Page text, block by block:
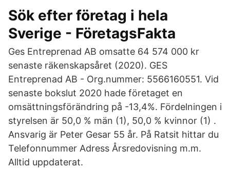
Sök efter företag i hela
Sverige - FöretagsFakta
Ges Entreprenad AB omsatte 64 574 000 kr
senaste räkenskapsåret (2020). GES
Entreprenad AB - Org.nummer: 5566160551. Vid
senaste bokslut 2020 hade företaget en
omsättningsförändring på -13,4%. Fördelningen i
styrelsen är 50,0 % män (1), 50,0 % kvinnor (1) .
Ansvarig är Peter Gesar 55 år. På Ratsit hittar du
Telefonnummer Adress Årsredovisning m.m.
Alltid uppdaterat.